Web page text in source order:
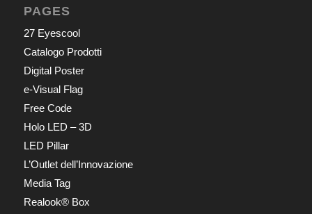
PAGES
27 Eyescool
Catalogo Prodotti
Digital Poster
e-Visual Flag
Free Code
Holo LED – 3D
LED Pillar
L’Outlet dell’Innovazione
Media Tag
Realook® Box